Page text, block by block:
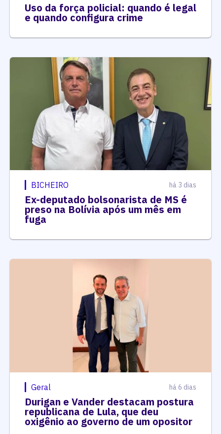
Uso da força policial: quando é legal
e quando configura crime
BICHEIRO há 3 dias
Ex-deputado bolsonarista de MS é
preso na Bolívia após um mês em
fuga
Geral há 6 dias
Durigan e Vander destacam postura
republicana de Lula, que deu
oxigênio ao governo de um opositor